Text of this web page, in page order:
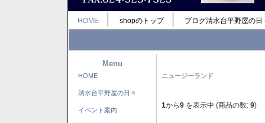
HOME shopのトップ ブログ清水台平野屋の日
Menu
HOME
清水台平野屋の日々
イベント案内
ニュージーランド
1から9 を表示中 (商品の数: 9)